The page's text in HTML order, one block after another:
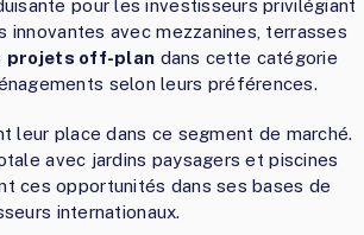
pour les investisseurs privilégiant
innovantes avec mezzanines, terrasses
projets off-plan dans cette catégorie
selon leurs préférences.
place dans ce segment de marché.
avec jardins paysagers et piscines
ces opportunités dans ses bases de
internationaux.